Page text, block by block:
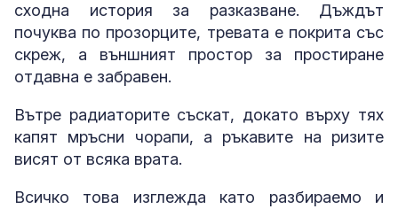
сходна история за разказване. Дъждът
почуква по прозорците, тревата е покрита със
скреж, а външният простор за простиране
отдавна е забравен.
Вътре радиаторите съскат, докато върху тях
капят мръсни чорапи, а ръкавите на ризите
висят от всяка врата.
Всичко това изглежда като разбираемо и